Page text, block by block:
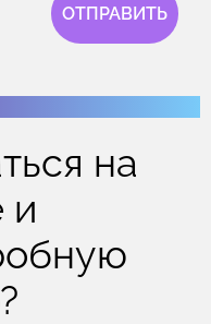
ОТПРАВИТЬ
на
и